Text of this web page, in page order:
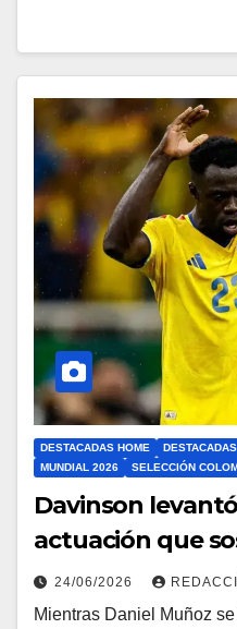
DESTACADAS HOME
MUNDIAL 2026
SELECCIÓN
Davinson
actuación que
24/06/2026
Mientras Daniel Muñoz